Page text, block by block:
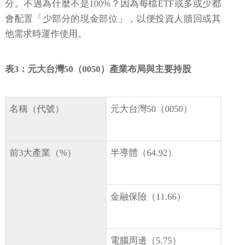
分。不過為什麼不是100%？因為每檔ETF或多或少都
會配置「少部分的現金部位」，以便投資人贖回或其
他需求時運作使用。
表3：元大台灣50（0050）產業布局與主要持股
名稱（代號） 元大台灣50（0050）
前3大產業（%） 半導體（64.92）
金融保險（11.66）
電腦周邊（5.75）